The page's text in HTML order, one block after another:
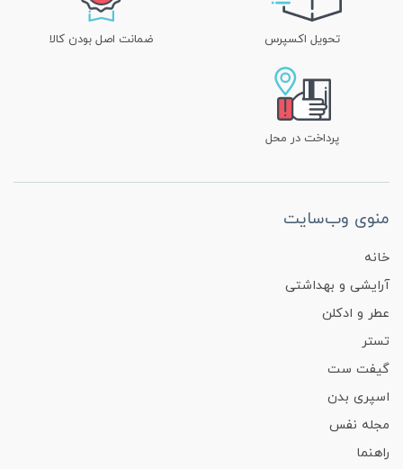
تحویل اکسپرس ضمانت اصل بودن کالا
پرداخت در محل
منوی وب‌سایت
خانه
آرایشی و بهداشتی
عطر و ادکلن
تستر
گیفت ست
اسپری بدن
مجله نفس
راهنما